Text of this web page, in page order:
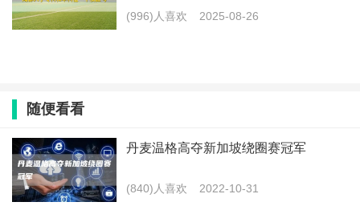
(996)人喜欢 2025-08-26
随便看看
丹麦温格高夺新加坡绕圈赛冠军
(840)人喜欢 2022-10-31